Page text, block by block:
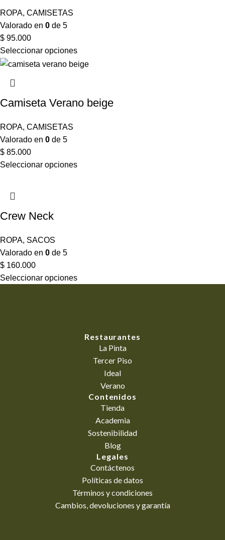
ROPA, CAMISETAS
Valorado en 0 de 5
$ 95.000
Seleccionar opciones
Camiseta Verano beige
ROPA, CAMISETAS
Valorado en 0 de 5
$ 85.000
Seleccionar opciones
Crew Neck
ROPA, SACOS
Valorado en 0 de 5
$ 160.000
Seleccionar opciones
Restaurantes
La Pinta
Tercer Piso
Ideal
Verano
Contenidos
Tienda
Academia
Sostenibilidad
Blog
Legales
Contáctenos
Políticas de datos
Términos y condiciones
Cambios, devoluciones y garantía